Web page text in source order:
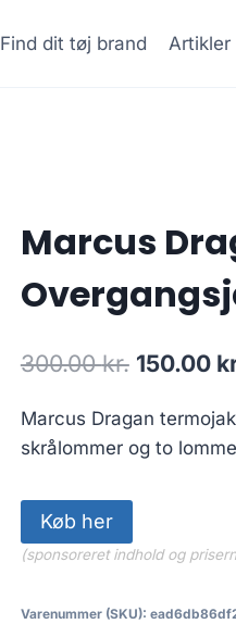
Find dit tøj brand Artikler
Marcus
300.00kr. Original
was:
150.00
Marcus Dragan
skrålommer og to
Køb her
(sponsoreret indhold og
Varenummer (SKU):